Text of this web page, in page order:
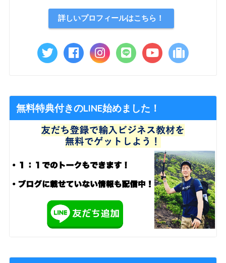
詳しいプロフィールはこちら！
無料特典付きのLINE始めました！